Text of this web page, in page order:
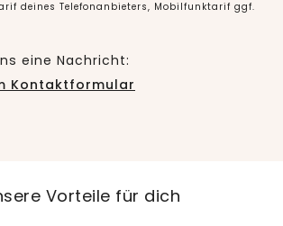
deines Telefonanbieters, Mobilfunktarif ggf.
eine Nachricht:
Kontaktformular
Vorteile für dich